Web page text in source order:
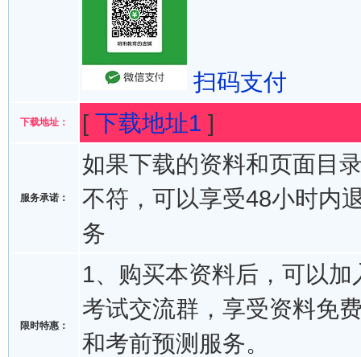
扫码支付
下载地址： [ 下载地址1 ]
服务承诺：
如果下载的资料和页面目
不符，可以享受48小时内
务
限时特惠：
1、购买本资料后，可以加
考试交流群，享受资料免
和考前预测服务。